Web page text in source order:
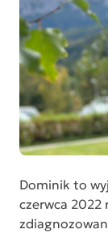
Dominik to
czerwca 2022